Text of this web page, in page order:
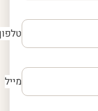
טלפון
מייל